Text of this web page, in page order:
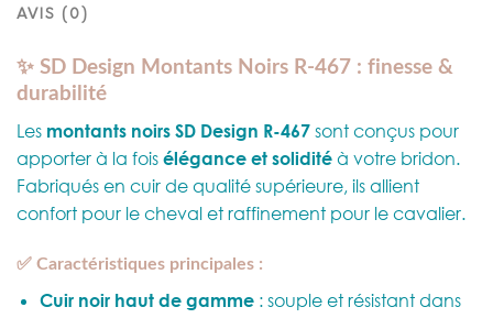
AVIS (0)
✨ SD Design Montants Noirs R-467 : finesse &
durabilité
Les montants noirs SD Design R-467 sont conçus pour
apporter à la fois élégance et solidité à votre bridon.
Fabriqués en cuir de qualité supérieure, ils allient
confort pour le cheval et raffinement pour le cavalier.
✅ Caractéristiques principales :
Cuir noir haut de gamme: souple et résistant dans